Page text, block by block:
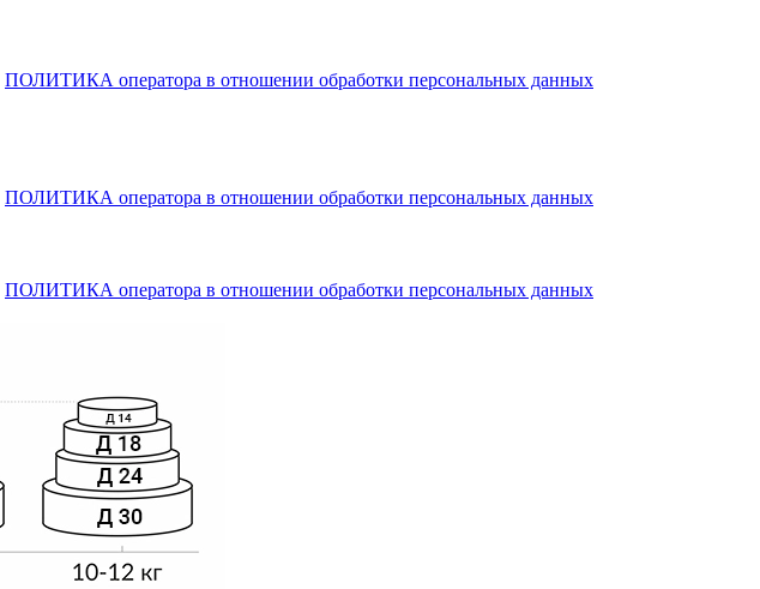
ПОЛИТИКА оператора в отношении обработки персональных данных
ПОЛИТИКА оператора в отношении обработки персональных данных
ПОЛИТИКА оператора в отношении обработки персональных данных